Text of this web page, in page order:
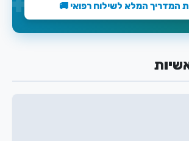
המדריך המלא לשילוח רפואי 🚚